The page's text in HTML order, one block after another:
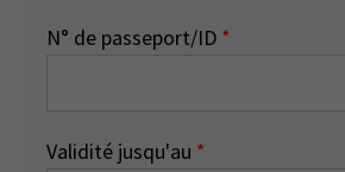
N° de passeport/ID *
Validité jusqu'au *